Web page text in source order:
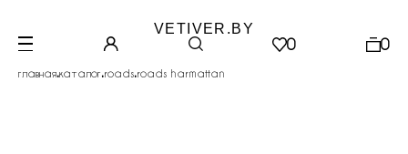
VETIVER.BY
0 0
главная.каталог.roads.roads harmattan